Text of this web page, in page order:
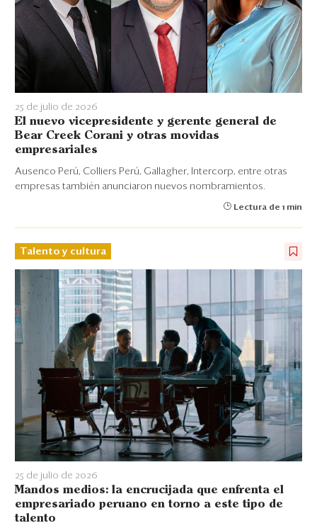
25 de julio de 2026
El nuevo vicepresidente y gerente general de
Bear Creek Corani y otras movidas
empresariales
Ausenco Perú, Colliers Perú, Gallagher, Intercorp, entre otras
empresas también anunciaron nuevos nombramientos.
Lectura de 1 min
Talento y cultura
25 de julio de 2026
Mandos medios: la encrucijada que enfrenta el
empresariado peruano en torno a este tipo de
talento